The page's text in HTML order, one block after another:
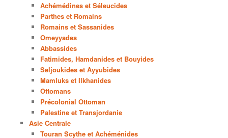
Achémédines et Séleucides
Parthes et Romains
Romains et Sassanides
Omeyyades
Abbassides
Fatimides, Hamdanides et Bouyides
Seljoukides et Ayyubides
Mamluks et Ilkhanides
Ottomans
Précolonial Ottoman
Palestine et Transjordanie
Asie Centrale
Touran Scythe et Achéménides